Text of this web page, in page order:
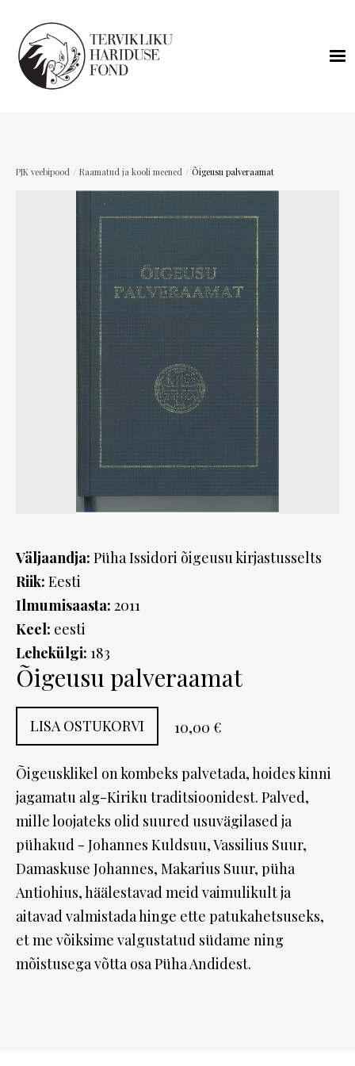
PJK veebipood / Raamatud ja kooli meened / Õigeusu palveraamat
Väljaandja: Püha Issidori õigeusu kirjastusselts
Riik: Eesti
Ilmumisaasta: 2011
Keel: eesti
Lehekülgi: 183
Õigeusu palveraamat
LISA OSTUKORVI 10,00 €
Õigeusklikel on kombeks palvetada, hoides kinni
jagamatu alg-Kiriku traditsioonidest. Palved,
mille loojateks olid suured usuvägilased ja
pühakud - Johannes Kuldsuu, Vassilius Suur,
Damaskuse Johannes, Makarius Suur, püha
Antiohius, häälestavad meid vaimulikult ja
aitavad valmistada hinge ette patukahetsuseks,
et me võiksime valgustatud südame ning
mõistusega võtta osa Püha Andidest.